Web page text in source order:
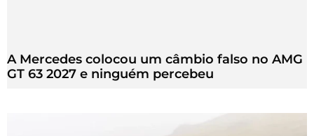
A Mercedes colocou um câmbio falso no AMG
GT 63 2027 e ninguém percebeu